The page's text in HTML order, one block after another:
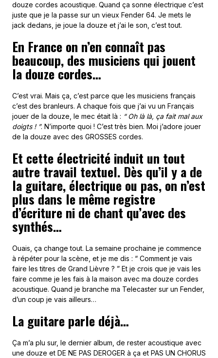
douze cordes acoustique. Quand ça sonne électrique c’est
juste que je la passe sur un vieux Fender 64. Je mets le
jack dedans, je joue la douze et j’ai le son, c’est tout.
En France on n’en connaît pas
beaucoup, des musiciens qui jouent
la douze cordes…
C’est vrai. Mais ça, c’est parce que les musiciens français
c’est des branleurs. A chaque fois que j’ai vu un Français
jouer de la douze, le mec était là : “ Oh là là, ça fait mal aux
doigts ! ”. N’importe quoi ! C’est très bien. Moi j’adore jouer
de la douze avec des GROSSES cordes.
Et cette électricité induit un tout
autre travail textuel. Dès qu’il y a de
la guitare, électrique ou pas, on n’est
plus dans le même registre
d’écriture ni de chant qu’avec des
synthés…
Ouais, ça change tout. La semaine prochaine je commence
à répéter pour la scène, et je me dis : “ Comment je vais
faire les titres de Grand Lièvre ? ” Et je crois que je vais les
faire comme je les fais à la maison avec ma douze cordes
acoustique. Quand je branche ma Telecaster sur un Fender,
d’un coup je vais ailleurs…
La guitare parle déjà…
Ça m’a plu sur, le dernier album, de rester acoustique avec
une douze et DE NE PAS DEROGER à ça et PAS UN CHORUS